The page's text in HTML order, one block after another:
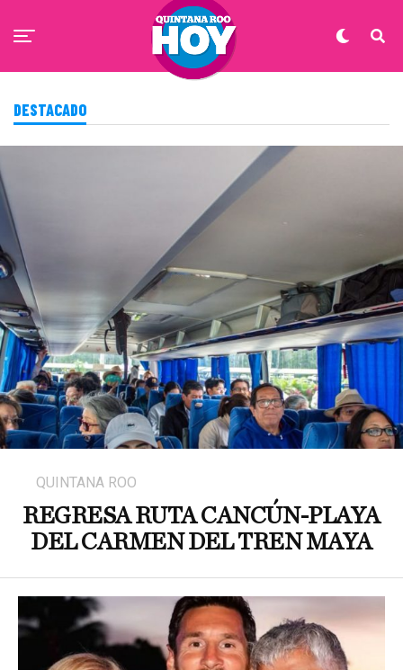
DESTACADO
QUINTANA ROO
REGRESA RUTA CANCÚN-PLAYA
DEL CARMEN DEL TREN MAYA